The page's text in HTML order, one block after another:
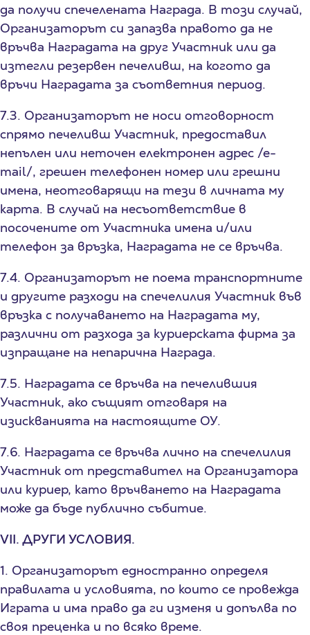
да получи спечелената Награда. В този случай,
Организаторът си запазва правото да не
връчва Наградата на друг Участник или да
изтегли резервен печеливш, на когото да
връчи Наградата за съответния период.
7.3. Организаторът не носи отговорност
спрямо печеливш Участник, предоставил
непълен или неточен електронен адрес /е-
mail/, грешен телефонен номер или грешни
имена, неотговарящи на тези в личната му
карта. В случай на несъответствие в
посочените от Участника имена и/или
телефон за връзка, Наградата не се връчва.
7.4. Организаторът не поема транспортните
и другите разходи на спечелилия Участник във
връзка с получаването на Наградата му,
различни от разхода за куриерската фирма за
изпращане на непарична Награда.
7.5. Наградата се връчва на печелившия
Участник, ако същият отговаря на
изискванията на настоящите ОУ.
7.6. Наградата се връчва лично на спечелилия
Участник от представител на Организатора
или куриер, като връчването на Наградата
може да бъде публично събитие.
VII. ДРУГИ УСЛОВИЯ.
1. Организаторът едностранно определя
правилата и условията, по които се провежда
Играта и има право да ги изменя и допълва по
своя преценка и по всяко време.